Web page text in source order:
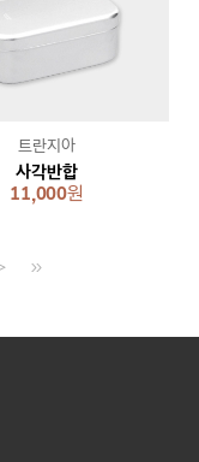
사각반합
11,000원
트란지아
≫